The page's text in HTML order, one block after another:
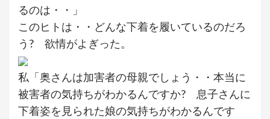
るのは・・」
このヒトは・・どんな下着を履いているのだろ
う? 欲情がよぎった。
私「奥さんは加害者の母親でしょう・・本当に
被害者の気持ちがわかるんですか? 息子さんに
下着姿を見られた娘の気持ちがわかるんです